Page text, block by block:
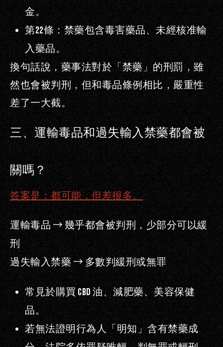
金。
第22條：禁藥包含毒害藥品、未經核准輸
入藥品。
換句話說，藥事法對於「禁藥」的刑罰，雖
然也會被判刑，但和毒品條例相比，嚴重性
差了一大截。
三、運輸毒品和過失輸入禁藥都會被
關嗎？
答案是：都可能，但差很多。
運輸毒品→幾乎都會被判刑，少部分可以緩
刑
過失輸入禁藥→ 多數判緩刑或無罪
常見於購買 CBD油、減肥藥、美容保健
品。
若無法證明行為人「明知」含有禁藥成